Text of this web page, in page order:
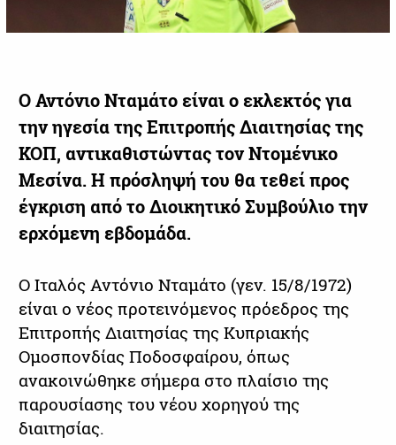
Ο Αντόνιο Νταμάτο είναι ο εκλεκτός για
την ηγεσία της Επιτροπής Διαιτησίας της
ΚΟΠ, αντικαθιστώντας τον Ντομένικο
Μεσίνα. Η πρόσληψή του θα τεθεί προς
έγκριση από το Διοικητικό Συμβούλιο την
ερχόμενη εβδομάδα.
Ο Ιταλός Αντόνιο Νταμάτο (γεν. 15/8/1972)
είναι ο νέος προτεινόμενος πρόεδρος της
Επιτροπής Διαιτησίας της Κυπριακής
Ομοσπονδίας Ποδοσφαίρου, όπως
ανακοινώθηκε σήμερα στο πλαίσιο της
παρουσίασης του νέου χορηγού της
διαιτησίας.